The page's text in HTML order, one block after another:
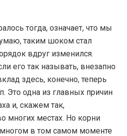
тогда, означает, что мы
таким шоком стал
вдруг изменился.
его так называть, внезапно
здесь, конечно, теперь
Это одна из главных причин
и, скажем так,
многих местах. Но корни
многом в том самом моменте